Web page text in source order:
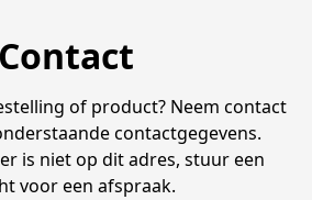
Contact
of product? Neem contact
contactgegevens.
is niet op dit adres, stuur een
voor een afspraak.